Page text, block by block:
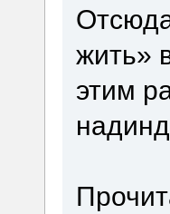
жить»
этим